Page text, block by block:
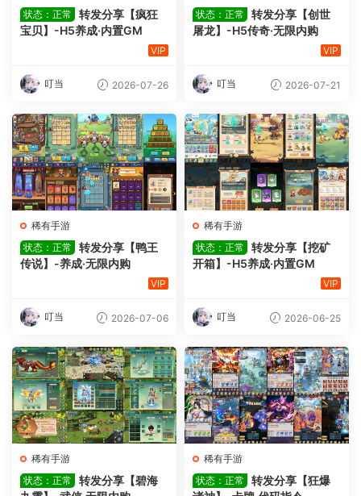
状态：正常
转发分享【疯狂
宝贝】-H5养成·内置GM
VIP
叮当 2026-07-26
状态：正常
转发分享【创世
屠龙】-H5传奇·无限内购
VIP
叮当 2026-07-21
稀有手游
状态：正常
转发分享【鸭王
传说】-养成·无限内购
VIP
叮当 2026-07-06
稀有手游
状态：正常
转发分享【挖矿
开箱】-H5养成·内置GM
VIP
叮当 2026-06-25
稀有手游
状态：正常
转发分享【碧海
稀有手游
状态：正常
转发分享【狂爆